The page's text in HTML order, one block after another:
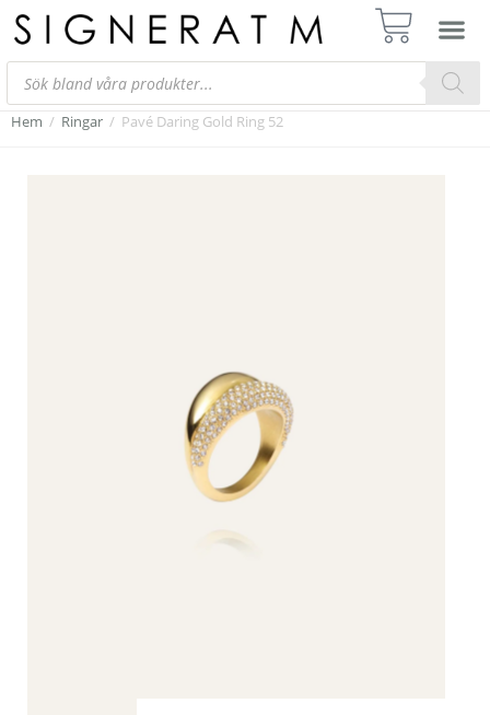
Hem / Ringar / Pavé Daring Gold Ring 52